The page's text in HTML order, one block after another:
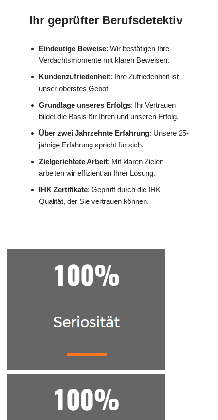
Ihr geprüfter Berufsdetektiv
Eindeutige Beweise: Wir bestätigen Ihre
Verdachtsmomente mit klaren Beweisen.
Kundenzufriedenheit: Ihre Zufriedenheit ist
unser oberstes Gebot.
Grundlage unseres Erfolgs: Ihr Vertrauen
bildet die Basis für Ihren und unseren Erfolg.
Über zwei Jahrzehnte Erfahrung: Unsere 25-
jährige Erfahrung spricht für sich.
Zielgerichtete Arbeit: Mit klaren Zielen
arbeiten wir effizient an Ihrer Lösung.
IHK Zertifikate: Geprüft durch die IHK –
Qualität, der Sie vertrauen können.